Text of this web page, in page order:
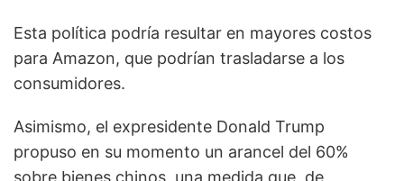
Esta política podría resultar en mayores costos
para Amazon, que podrían trasladarse a los
consumidores.
Asimismo, el expresidente Donald Trump
propuso en su momento un arancel del 60%
sobre bienes chinos, una medida que, de